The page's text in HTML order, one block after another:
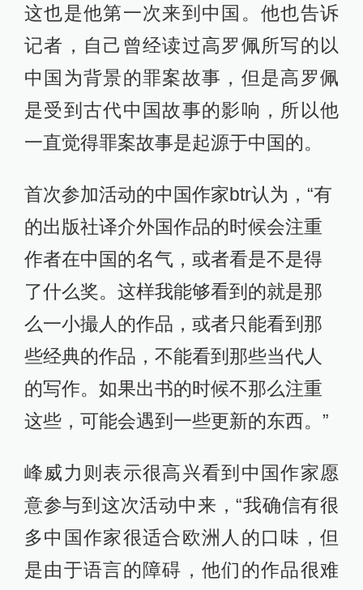
这也是他第一次来到中国。他也告诉
记者，自己曾经读过高罗佩所写的以
中国为背景的罪案故事，但是高罗佩
是受到古代中国故事的影响，所以他
一直觉得罪案故事是起源于中国的。
首次参加活动的中国作家btr认为，“有
的出版社译介外国作品的时候会注重
作者在中国的名气，或者看是不是得
了什么奖。这样我能够看到的就是那
么一小撮人的作品，或者只能看到那
些经典的作品，不能看到那些当代人
的写作。如果出书的时候不那么注重
这些，可能会遇到一些更新的东西。”
峰威力则表示很高兴看到中国作家愿
意参与到这次活动中来，“我确信有很
多中国作家很适合欧洲人的口味，但
是由于语言的障碍，他们的作品很难